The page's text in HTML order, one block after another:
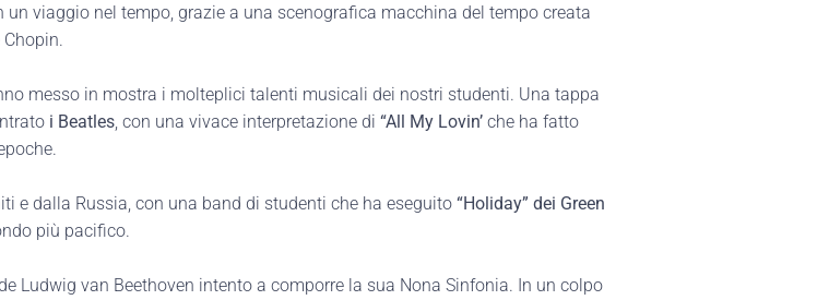
viaggio nel tempo, grazie a una scenografica macchina del tempo creata
messo in mostra i molteplici talenti musicali dei nostri studenti. Una tappa
i Beatles , con una vivace interpretazione di “All My Lovin’ che ha fatto
e dalla Russia, con una band di studenti che ha eseguito “Holiday” dei Green
più pacifico.
Ludwig van Beethoven intento a comporre la sua Nona Sinfonia. In un colpo